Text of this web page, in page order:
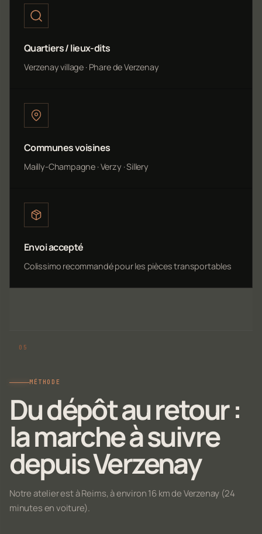
Quartiers / lieux-dits
Verzenay village · Phare de Verzenay
Communes voisines
Mailly-Champagne · Verzy · Sillery
Envoi accepté
Colissimo recommandé pour les pièces transportables
MÉTHODE
Du dépôt au retour :
la marche à suivre
depuis Verzenay
Notre atelier est à Reims, à environ 16 km de Verzenay (24
minutes en voiture).